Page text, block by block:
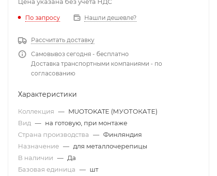
По запросу Нашли дешевле?
Рассчитать доставку
Самовывоз сегодня - бесплатно
Доставка транспортными компаниями - по
согласованию
Характеристики
Коллекция — MUOTOKATE (МУОТОКАТЕ)
Вид — на готовую, при монтаже
Страна производства — Финляндия
Назначение — для металлочерепицы
В наличии — Да
Базовая единица — шт